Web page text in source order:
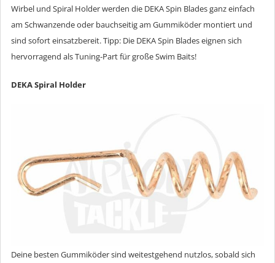
Wirbel und Spiral Holder werden die DEKA Spin Blades ganz einfach
am Schwanzende oder bauchseitig am Gummiköder montiert und
sind sofort einsatzbereit. Tipp: Die DEKA Spin Blades eignen sich
hervorragend als Tuning-Part für große Swim Baits!
DEKA Spiral Holder
Deine besten Gummiköder sind weitestgehend nutzlos, sobald sich